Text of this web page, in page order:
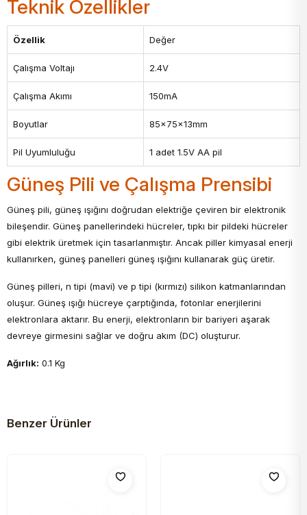
Teknik Özellikler
Özellik Değer
Çalışma Voltajı 2.4V
Çalışma Akımı 150mA
Boyutlar 85x75x13mm
Pil Uyumluluğu 1 adet 1.5V AA pil
Güneş Pili ve Çalışma Prensibi
Güneş pili, güneş ışığını doğrudan elektriğe çeviren bir elektronik
bileşendir. Güneş panellerindeki hücreler, tıpkı bir pildeki hücreler
gibi elektrik üretmek için tasarlanmıştır. Ancak piller kimyasal enerji
kullanırken, güneş panelleri güneş ışığını kullanarak güç üretir.
Güneş pilleri, n tipi (mavi) ve p tipi (kırmızı) silikon katmanlarından
oluşur. Güneş ışığı hücreye çarptığında, fotonlar enerjilerini
elektronlara aktarır. Bu enerji, elektronların bir bariyeri aşarak
devreye girmesini sağlar ve doğru akım (DC) oluşturur.
Ağırlık: 0.1 Kg
Benzer Ürünler